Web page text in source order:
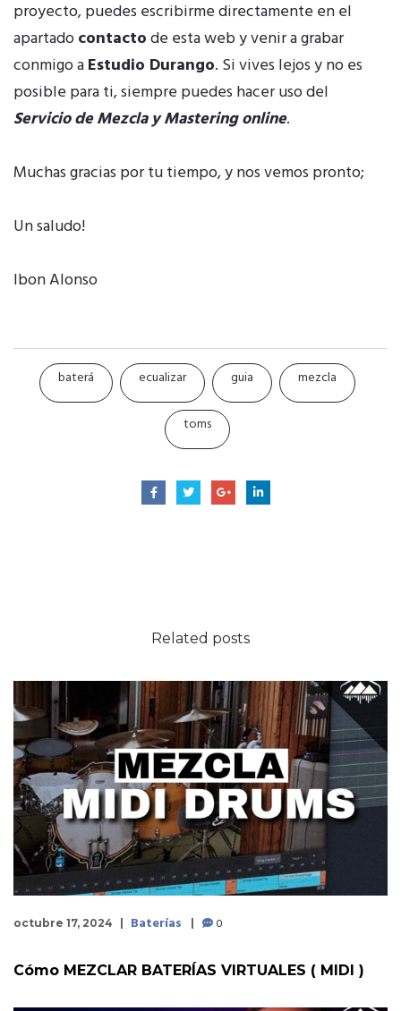
proyecto, puedes escribirme directamente en el
apartadocontactode esta web y venir a grabar
conmigo aEstudio Durango. Si vives lejos y no es
posible para ti, siempre puedes hacer uso del
Servicio de Mezcla y Mastering online.
Muchas gracias por tu tiempo, y nos vemos pronto;
Un saludo!
Ibon Alonso
baterá ecualizar guia mezcla
toms
Related posts
octubre 17, 2024 Baterías 0
Cómo MEZCLAR BATERÍAS VIRTUALES ( MIDI )